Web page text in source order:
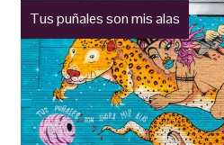
Tus puñales son mis alas